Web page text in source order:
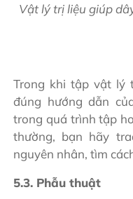
Vật lý trị liệu giúp
Trong khi tập vật lý
đúng hướng dẫn
trong quá trình tập
thường, bạn hãy
nguyên nhân, tìm
5.3. Phẫu thuật